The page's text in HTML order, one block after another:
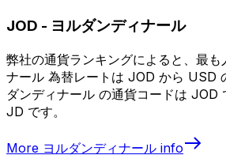
JOD - ヨルダンディナール
弊社の通貨ランキングによると、最も
ナール 為替レートは JOD から USD
ダンディナール の通貨コードは JOD
JD です。
More ヨルダンディナール info